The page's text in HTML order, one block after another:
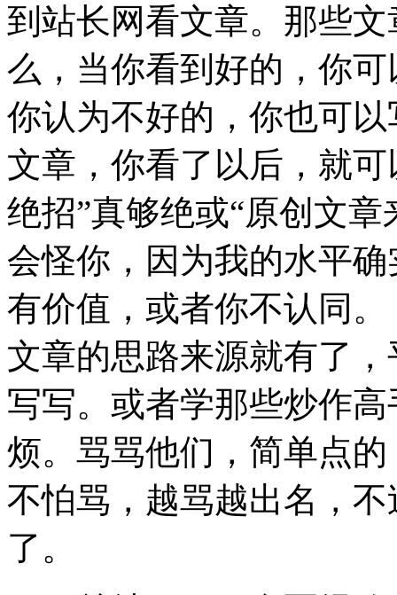
到站长网看文章。那些
么，当你看到好的，你
你认为不好的，你也可
文章，你看了以后，就
绝招”真够绝或“原创文
会怪你，因为我的水平
有价值，或者你不认同
文章的思路来源就有了
写写。或者学那些炒作
烦。骂骂他们，简单点
不怕骂，越骂越出名，
了。